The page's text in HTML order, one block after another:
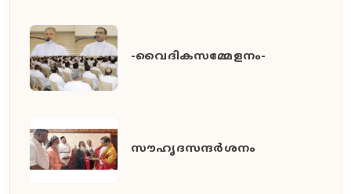
-വൈദികസമ്മേളനം-
സൗഹൃദസന്ദർശനം